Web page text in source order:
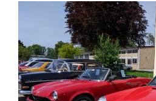
Pfingsttreffen